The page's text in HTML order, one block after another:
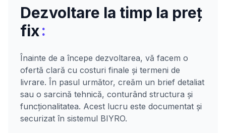
Dezvoltare la timp la preț
fix:
Înainte de a începe dezvoltarea, vă facem o
ofertă clară cu costuri finale și termeni de
livrare. În pasul următor, creăm un brief detaliat
sau o sarcină tehnică, conturând structura și
funcționalitatea. Acest lucru este documentat și
securizat în sistemul BIYRO.